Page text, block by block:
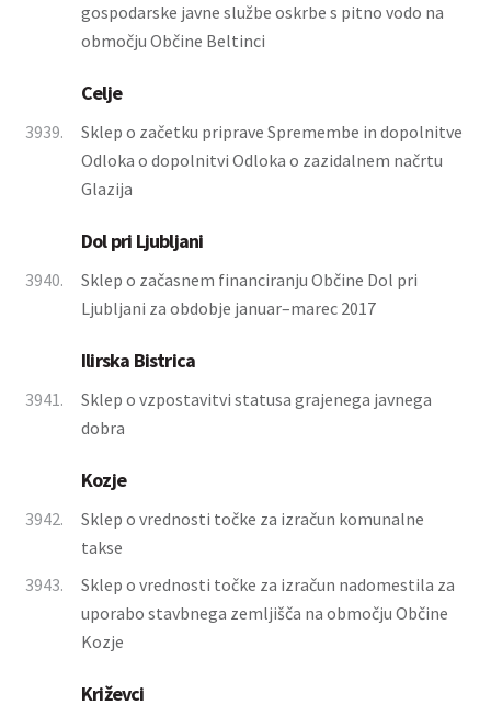
gospodarske javne službe oskrbe s pitno vodo na
območju Občine Beltinci
Celje
3939.
Sklep o začetku priprave Spremembe in dopolnitve
Odloka o dopolnitvi Odloka o zazidalnem načrtu
Glazija
Dol pri Ljubljani
3940.
Sklep o začasnem financiranju Občine Dol pri
Ljubljani za obdobje januar–marec 2017
Ilirska Bistrica
3941.
Sklep o vzpostavitvi statusa grajenega javnega
dobra
Kozje
3942.
Sklep o vrednosti točke za izračun komunalne
takse
3943.
Sklep o vrednosti točke za izračun nadomestila za
uporabo stavbnega zemljišča na območju Občine
Kozje
Križevci